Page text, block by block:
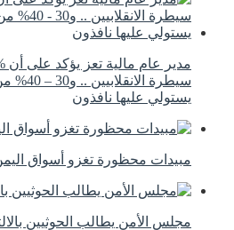
سيطرة
يستولي عليها نافذون
مبيدات محظورة تغزو أسواق
مجلس الأمن يطالب الحوثيين